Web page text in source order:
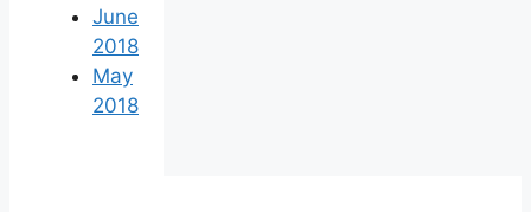
June
2018
May
2018